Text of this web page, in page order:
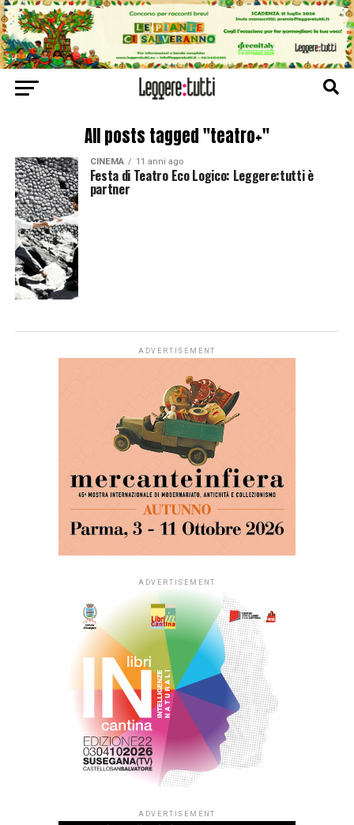
All posts tagged "teatro+"
CINEMA 11 anni ago
Festa di Teatro Eco Logico: Leggere:tutti è
partner
ADVERTISEMENT
ADVERTISEMENT
ADVERTISEMENT